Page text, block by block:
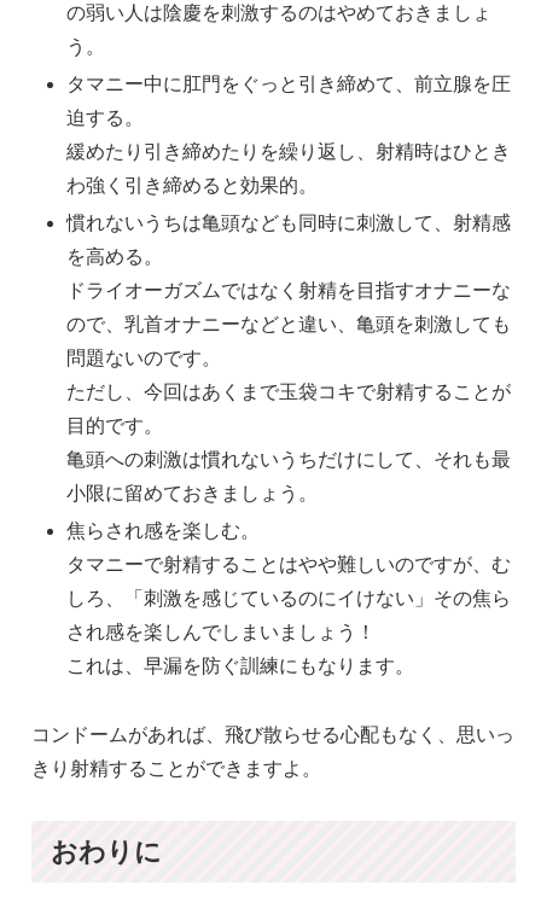
の弱い人は陰慶を刺激するのはやめておきましょ
う。
タマニー中に肛門をぐっと引き締めて、前立腺を圧
迫する。
緩めたり引き締めたりを繰り返し、射精時はひとき
わ強く引き締めると効果的。
慣れないうちは亀頭なども同時に刺激して、射精感
を高める。
ドライオーガズムではなく射精を目指すオナニーな
ので、乳首オナニーなどと違い、亀頭を刺激しても
問題ないのです。
ただし、今回はあくまで玉袋コキで射精することが
目的です。
亀頭への刺激は慣れないうちだけにして、それも最
小限に留めておきましょう。
焦らされ感を楽しむ。
タマニーで射精することはやや難しいのですが、む
しろ、「刺激を感じているのにイけない」その焦ら
され感を楽しんでしまいましょう！
これは、早漏を防ぐ訓練にもなります。
コンドームがあれば、飛び散らせる心配もなく、思いっ
きり射精することができますよ。
おわりに